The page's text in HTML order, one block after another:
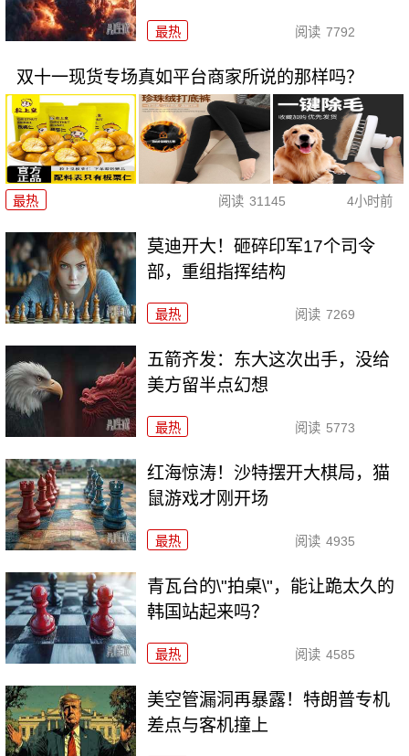
最热 阅读 7792
双十一现货专场真如平台商家所说的那样吗？
最热 阅读 31145 4小时前
莫迪开大！砸碎印军17个司令
部，重组指挥结构
最热 阅读 7269
五箭齐发：东大这次出手，没给
美方留半点幻想
最热 阅读 5773
红海惊涛！沙特摆开大棋局，猫
鼠游戏才刚开场
最热 阅读 4935
青瓦台的\"拍桌\"，能让跪太久的
韩国站起来吗？
最热 阅读 4585
美空管漏洞再暴露！特朗普专机
差点与客机撞上